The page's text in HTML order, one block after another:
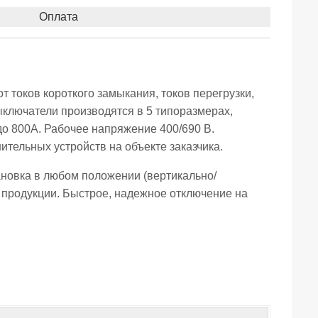
Оплата
короткого замыкания, токов перегрузки,
производятся в 5 типоразмерах,
800А. Рабочее напряжение 400/690 В.
устройств на объекте заказчика.
в любом положении (вертикально/
Быстрое, надежное отключение на